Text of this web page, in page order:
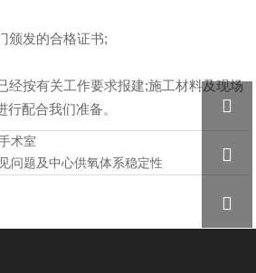
颁发的合格证书;
经按有关工作要求报建;施工材料及现场
配合我们准备。
术室
问题及中心供氧体系稳定性


